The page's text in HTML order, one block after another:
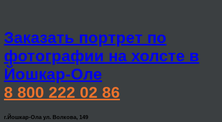
Заказать портрет по
фотографии на холсте в
Йошкар-Оле
8 800 222 02 86
г.Йошкар-Ола ул. Волкова, 149